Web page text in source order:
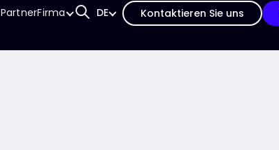
PartnerFirma DE Kontaktieren Sie uns